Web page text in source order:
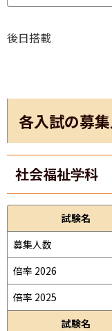
後日搭載
各入試の募
社会福祉学科
試験名
募集人数
倍率 2026
倍率 2025
試験名